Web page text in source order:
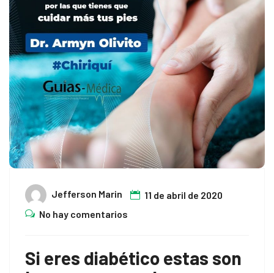
Jefferson Marin
11 de abril de 2020
No hay comentarios
Si eres diabético estas son